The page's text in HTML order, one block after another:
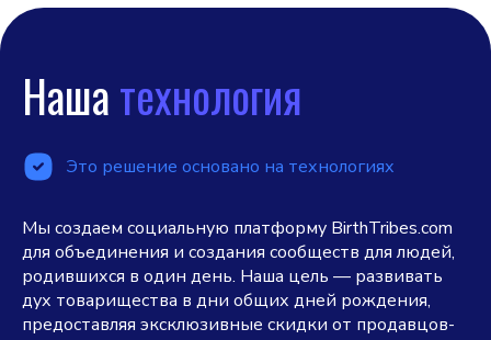
Нашатехнология
Это решение основано на технологиях
Мы создаем социальную платформу BirthTribes.com
для объединения и создания сообществ для людей,
родившихся в один день. Наша цель — развивать
дух товарищества в дни общих дней рождения,
предоставляя эксклюзивные скидки от продавцов-